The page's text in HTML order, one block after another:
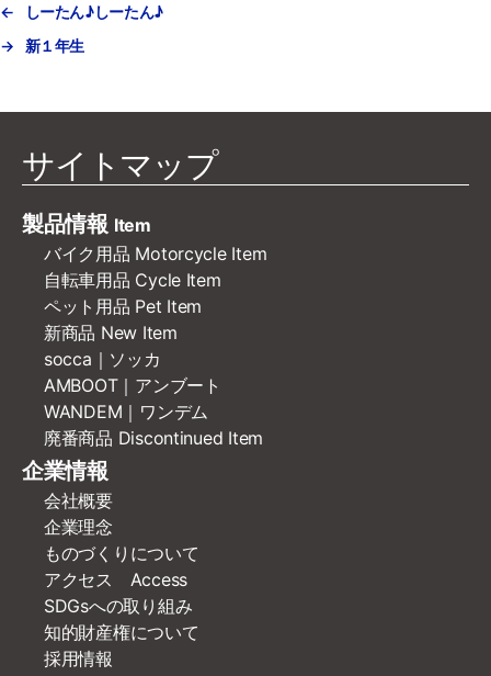
←
しーたん♪しーたん♪
→
新１年生
サイトマップ
製品情報 Item
バイク用品 Motorcycle Item
自転車用品 Cycle Item
ペット用品 Pet Item
新商品 New Item
socca｜ソッカ
AMBOOT｜アンブート
WANDEM｜ワンデム
廃番商品 Discontinued Item
企業情報
会社概要
企業理念
ものづくりについて
アクセス Access
SDGsへの取り組み
知的財産権について
採用情報